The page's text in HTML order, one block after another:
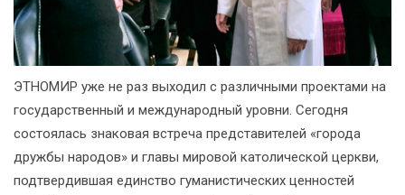
ЭТНОМИР уже не раз выходил с различными проектами на
государственный и международный уровни. Сегодня
состоялась знаковая встреча представителей «города
дружбы народов» и главы мировой католической церкви,
подтвердившая единство гуманистических ценностей